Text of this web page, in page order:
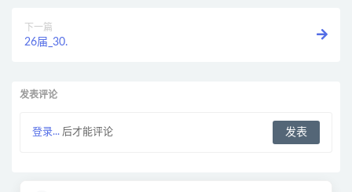
下一篇
26届_30.
发表评论
登录... 后才能评论